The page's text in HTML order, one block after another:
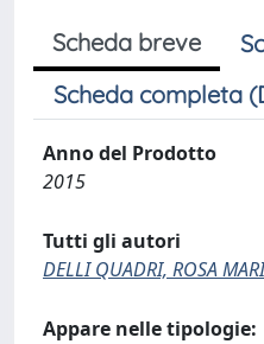
Scheda breve
Scheda completa
Anno del Prodotto
2015
Tutti gli autori
DELLI QUADRI, ROSA
Appare nelle tipologie: